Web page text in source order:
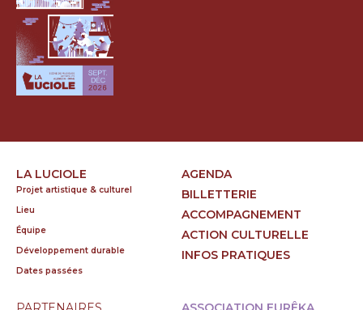
LA LUCIOLE
Projet artistique & culturel
Lieu
Équipe
Développement durable
Dates passées
AGENDA
BILLETTERIE
ACCOMPAGNEMENT
ACTION CULTURELLE
INFOS PRATIQUES